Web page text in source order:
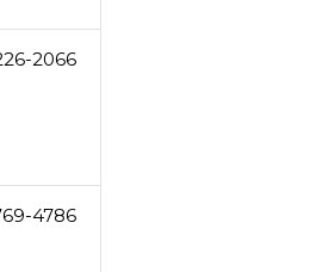
2066
4786